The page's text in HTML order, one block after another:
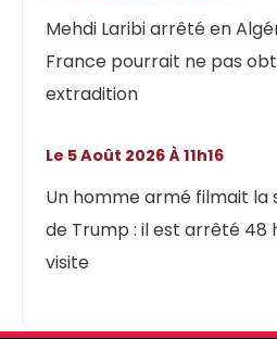
Mehdi Laribi arrêté en
France pourrait ne pas
extradition
Un homme armé filmait la
de Trump : il est arrêté 48
visite
Le 5 Août 2026 À 11h16